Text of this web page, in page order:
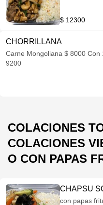
$ 12300
CHORRILLANA
Carne Mongoliana $ 8000 Con 1 Huevo $ 8800 Con 2 Huevos $
9200
COLACIONES
COLACIONES
O CON PAPAS
CHAPSU
con papas